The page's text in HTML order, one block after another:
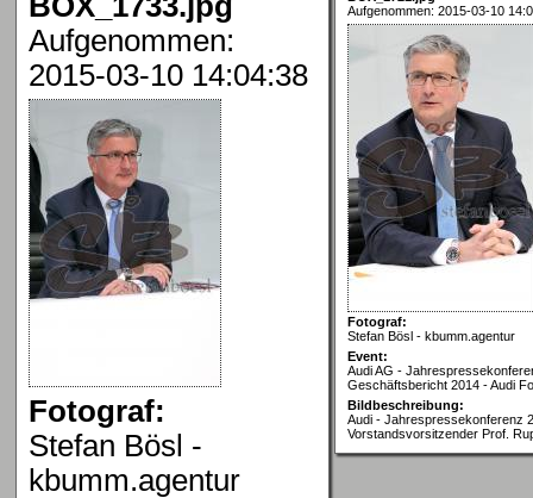
Aufgenommen:
2015-03-10 14:04:38
Fotograf:
Stefan Bösl -
kbumm.agentur
Aufgenommen: 2015-03-10
Fotograf:
Stefan Bösl - kbumm.agentur
Event:
Audi AG -
Geschäftsbericht 2014 - Audi
Bildbeschreibung:
Audi - Jahrespressekonferenz
Vorstandsvorsitzender Prof.